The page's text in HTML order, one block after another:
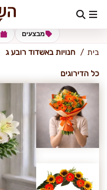
אשדוד-רובע ג'
מבצעים
בית חנויות באשדוד רובע ג
כל הדירוגים